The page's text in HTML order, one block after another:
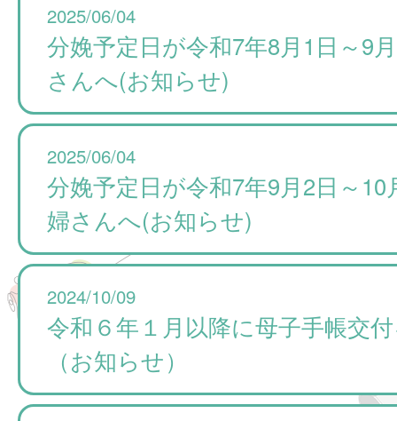
2025/06/04
分娩予定日が令和7年8月1日～9
さんへ(お知らせ)
2025/06/04
分娩予定日が令和7年9月2日～10
婦さんへ(お知らせ)
2024/10/09
令和６年１月以降に母子手帳交
（お知らせ）